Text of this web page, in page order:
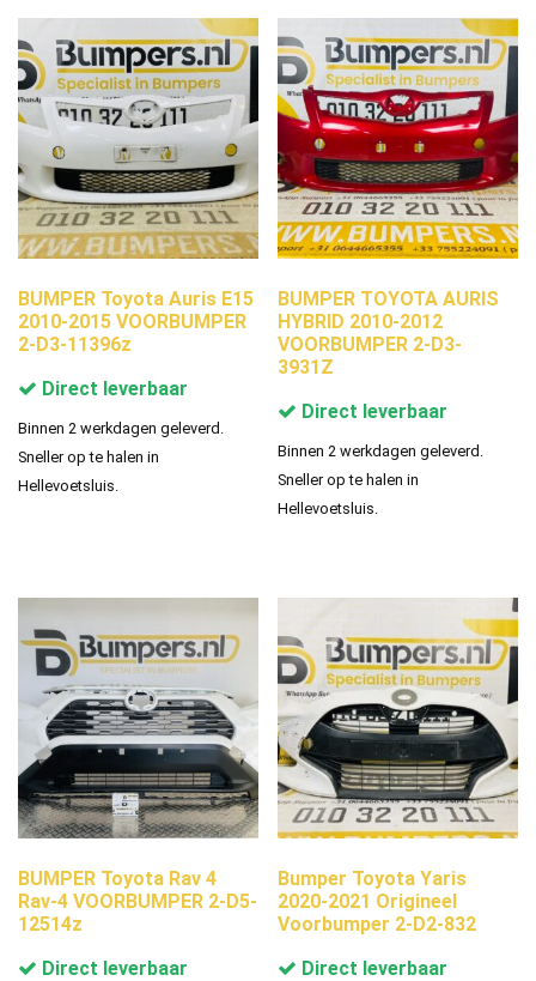
BUMPER Toyota Auris E15
2010-2015 VOORBUMPER
2-D3-11396z
Direct leverbaar
Binnen 2 werkdagen geleverd.
Sneller op te halen in
Hellevoetsluis.
BUMPER TOYOTA AURIS
HYBRID 2010-2012
VOORBUMPER 2-D3-
3931Z
Direct leverbaar
Binnen 2 werkdagen geleverd.
Sneller op te halen in
Hellevoetsluis.
BUMPER Toyota Rav 4
Rav-4 VOORBUMPER 2-D5-
12514z
Direct leverbaar
Bumper Toyota Yaris
2020-2021 Origineel
Voorbumper 2-D2-832
Direct leverbaar